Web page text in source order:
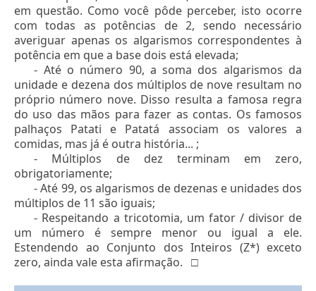
em questão. Como você pôde perceber, isto ocorre
com todas as potências de 2, sendo necessário
averiguar apenas os algarismos correspondentes à
potência em que a base dois está elevada;
- Até o número 90, a soma dos algarismos da
unidade e dezena dos múltiplos de nove resultam no
próprio número nove. Disso resulta a famosa regra
do uso das mãos para fazer as contas. Os famosos
palhaços Patati e Patatá associam os valores a
comidas, mas já é outra história... ;
- Múltiplos de dez terminam em zero,
obrigatoriamente;
- Até 99, os algarismos de dezenas e unidades dos
múltiplos de 11 são iguais;
- Respeitando a tricotomia, um fator / divisor de
um número é sempre menor ou igual a ele.
Estendendo ao Conjunto dos Inteiros (Z*) exceto
zero, ainda vale esta afirmação. □